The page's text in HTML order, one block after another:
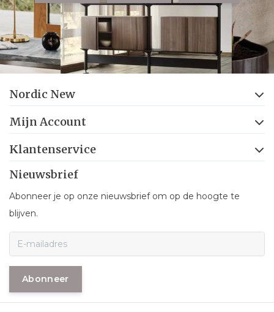
Nordic New
Mijn Account
Klantenservice
Nieuwsbrief
Abonneer je op onze nieuwsbrief om op de hoogte te
blijven.
Abonneer